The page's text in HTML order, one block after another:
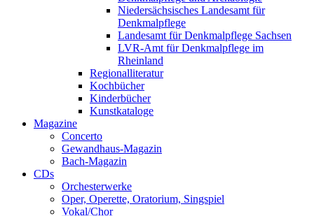
Niedersächsisches Landesamt für
Denkmalpflege
Landesamt für Denkmalpflege Sachsen
LVR-Amt für Denkmalpflege im
Rheinland
Regionalliteratur
Kochbücher
Kinderbücher
Kunstkataloge
Magazine
Concerto
Gewandhaus-Magazin
Bach-Magazin
CDs
Orchesterwerke
Oper, Operette, Oratorium, Singspiel
Vokal/Chor